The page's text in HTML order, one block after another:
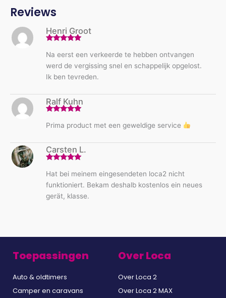
Reviews
5uit 5
Henri Groot
Na eerst een verkeerde te hebben ontvangen
werd de vergissing snel en schappelijk opgelost.
Ik ben tevreden.
5uit 5
Ralf Kuhn
Prima product met een geweldige service
5uit 5
Carsten L.
Hat bei meinem eingesendeten loca2 nicht
funktioniert. Bekam deshalb kostenlos ein neues
gerät, klasse.
Toepassingen
Auto & oldtimers
Camper en caravans
Over Loca
Over Loca 2
Over Loca 2 MAX